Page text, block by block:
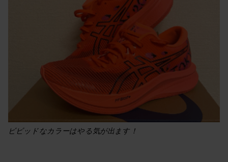
ビビッドなカラーはやる気が出ます！